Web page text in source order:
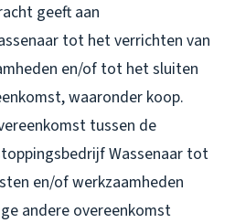
geeft aan
tot het verrichten van
en/of tot het sluiten
waaronder koop.
tussen de
Wassenaar tot
en/of werkzaamheden
andere overeenkomst